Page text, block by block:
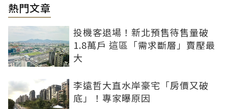
熱門文章
投機客退場！新北預售待售量破
1.8萬戶 這區「需求斷層」賣壓最
大
李遠哲大直水岸豪宅「房價又破
底」！專家曝原因